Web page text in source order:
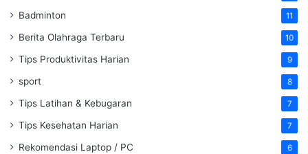
Badminton 11
Berita Olahraga Terbaru 10
Tips Produktivitas Harian 9
sport 8
Tips Latihan & Kebugaran 7
Tips Kesehatan Harian 7
Rekomendasi Laptop / PC 6